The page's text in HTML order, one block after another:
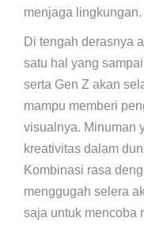
menjaga lingkungan.
Di tengah derasnya
satu hal yang
serta Gen Z akan
mampu memberi
visualnya. Minuman
kreativitas dalam
Kombinasi rasa
menggugah selera
saja untuk mencoba